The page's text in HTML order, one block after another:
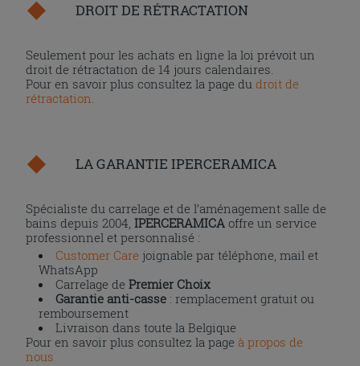
DROIT DE RÉTRACTATION
Seulement pour les achats en ligne la loi prévoit un
droit de rétractation de 14 jours calendaires.
Pour en savoir plus consultez la page dudroit de
rétractation.
LA GARANTIE IPERCERAMICA
Spécialiste du carrelage et de l’aménagement salle de
bains depuis 2004,IPERCERAMICA offre un service
professionnel et personnalisé :
Customer Care joignable par téléphone, mail et
WhatsApp
Carrelage dePremier Choix
Garantie anti-casse : remplacement gratuit ou
remboursement
Livraison dans toute la Belgique
Pour en savoir plus consultez la page à propos de
nous